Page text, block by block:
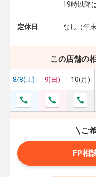
19時以降
定休日 なし（年
この店舗の
8/8(土) 9(日) 10(月)
ご
FP相